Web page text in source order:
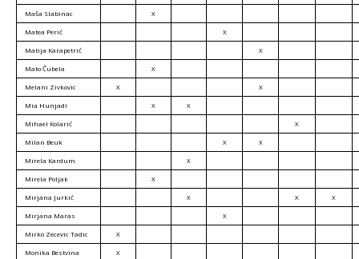
Maša Slabinac X
Matea Perić X
Matija Karapetrić X
Mato Čubela X
Melani Zivkovic X X
Mia Hunjadi X X
Mihael Kolarić X
Milan Beuk X X
Mirela Kardum X
Mirela Poljak X
Mirjana Jurkić X X X
Mirjana Maras X
Mirko Zecevic Tadic X
Monika Bestvina X